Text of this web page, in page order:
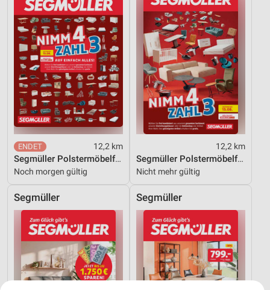
12,2 km
Segmüller Polstermöbelfabrik
Noch morgen gültig
12,2 km
Segmüller Polstermöbelfabrik
Nicht mehr gültig
Segmüller Segmüller